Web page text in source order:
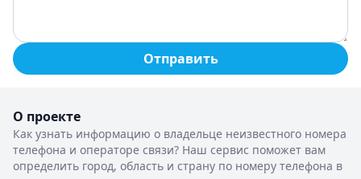
Отправить
О проекте
Как узнать информацию о владельце неизвестного номера
телефона и операторе связи? Наш сервис поможет вам
определить город, область и страну по номеру телефона в